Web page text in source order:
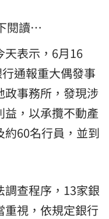
閱讀…
天表示，6月16
通報重大偶發事
政事務所，發現涉
，以承攬不動產
60名行員，並到
查程序，13家銀
視，依規定銀行